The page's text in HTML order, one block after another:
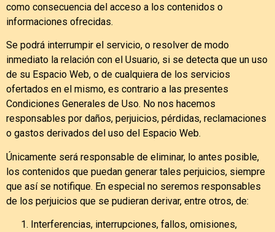
como consecuencia del acceso a los contenidos o
informaciones ofrecidas.
Se podrá interrumpir el servicio, o resolver de modo
inmediato la relación con el Usuario, si se detecta que un uso
de su Espacio Web, o de cualquiera de los servicios
ofertados en el mismo, es contrario a las presentes
Condiciones Generales de Uso. No nos hacemos
responsables por daños, perjuicios, pérdidas, reclamaciones
o gastos derivados del uso del Espacio Web.
Únicamente será responsable de eliminar, lo antes posible,
los contenidos que puedan generar tales perjuicios, siempre
que así se notifique. En especial no seremos responsables
de los perjuicios que se pudieran derivar, entre otros, de:
Interferencias, interrupciones, fallos, omisiones,